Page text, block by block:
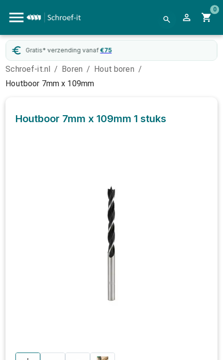
0
verzending vanaf €75
Schroef-it.nl / Boren / Hout boren /
Houtboor 7mm x 109mm
Houtboor 7mm x 109mm 1 stuks